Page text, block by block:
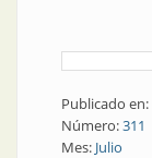
Publicado en:
Número:311
Mes: Julio